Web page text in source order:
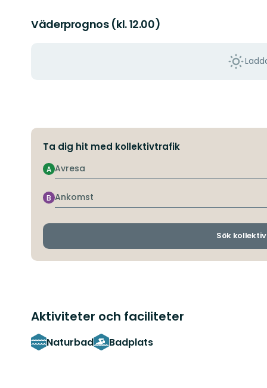
Väderprognos (kl. 12.00)
Ta dig hit med kollektivtrafik
Avresa
A
Ankomst
B
Sök
Aktiviteter och faciliteter
Naturbad Badplats